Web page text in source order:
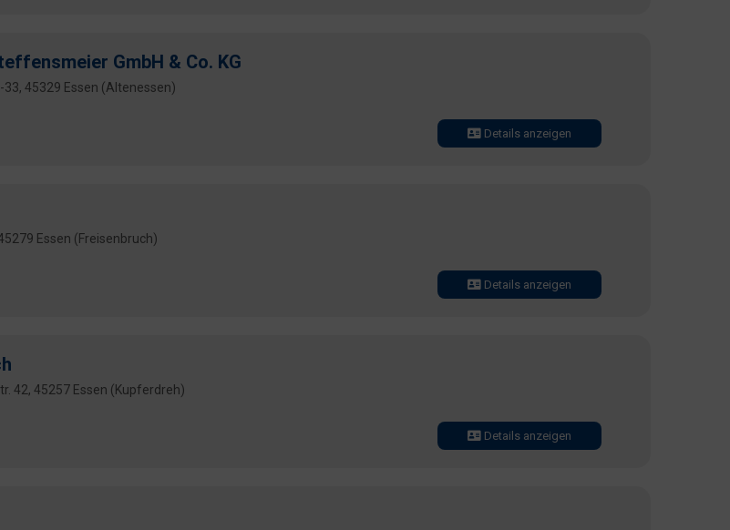
GmbH & Co. KG
45329 Essen (Altenessen)
Details anzeigen
Essen (Freisenbruch)
Details anzeigen
42, 45257 Essen (Kupferdreh)
Details anzeigen